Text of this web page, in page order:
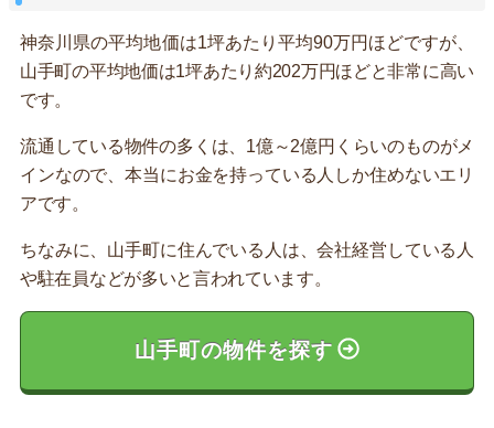
神奈川県の平均地価は1坪あたり平均90万円ほどですが、
山手町の平均地価は1坪あたり約202万円ほどと非常に高い
です。
流通している物件の多くは、1億～2億円くらいのものがメ
インなので、本当にお金を持っている人しか住めないエリ
アです。
ちなみに、山手町に住んでいる人は、会社経営している人
や駐在員などが多いと言われています。
山手町の物件を探す